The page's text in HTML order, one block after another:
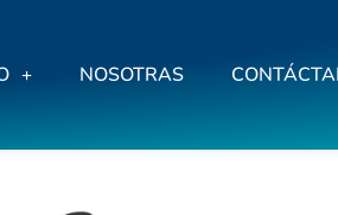
NOSOTRAS